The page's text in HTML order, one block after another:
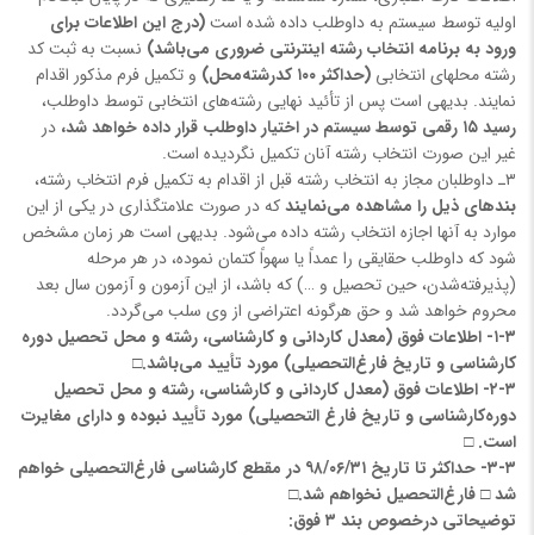
اولیه توسط سیستم به داوطلب داده شده است(درج این اطلاعات برای
ورود به برنامه انتخاب رشته اینترنتی ضروری می‌باشد) نسبت به ثبت کد
رشته محلهای انتخابی (حداکثر ۱۰۰ کدرشته‌محل)
و تکمیل فرم مذکور اقدام
نمایند. بدیهی است پس از تأئید نهایی رشته‌های انتخابی توسط داوطلب،
رسید ۱۵ رقمی توسط سیستم در اختیار داوطلب قرار داده خواهد شد،
در
غیر این صورت انتخاب رشته آنان تکمیل نگردیده است.
۳ـ داوطلبان مجاز به انتخاب رشته قبل از اقدام به تکمیل فرم انتخاب رشته،
بندهای ذیل را مشاهده می‌نمایندکه در صورت علامتگذاری در یکی از این
موارد به آنها اجازه انتخاب رشته داده می‌شود. بدیهی است هر زمان‌ مشخص‌
شود که‌ داوطلب‌ حقایقی را عمداً یا سهواً کتمان‌ نموده‌، در هر مرحله
‌(پذیرفته‌شدن‌، حین‌ تحصیل‌ ‌و …) که باشد، از این آزمون‌ و آزمون‌ سال‌ بعد
محروم‌ خواهد شد و حق هرگونه اعتراضی از وی سلب می‌گردد.
۱-۳- اطلاعات فوق (معدل کاردانی و کارشناسی، رشته و محل تحصیل دوره
کارشناسی و تاریخ فارغ‌التحصیلی) مورد تأیید می‌باشد.□
۲-۳- اطلاعات فوق (معدل کاردانی و کارشناسی، رشته و محل تحصیل
دوره‌کارشناسی و تاریخ فارغ التحصیلی) مورد تأیید نبوده و دارای مغایرت
است. □
۳-۳- حداکثر تا تاریخ ۹۸/۰۶/۳۱ در مقطع کارشناسی فارغ‌التحصیلی خواهم
شد □ فارغ‌التحصیل نخواهم شد.□
توضیحاتی درخصوص بند ۳ فوق: